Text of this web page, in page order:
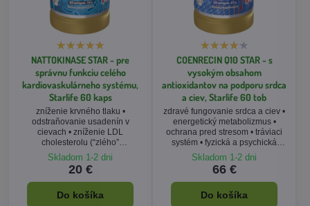
NATTOKINASE STAR - pre
správnu funkciu celého
kardiovaskulárneho systému,
Starlife 60 kaps
zníženie krvného tlaku •
odstraňovanie usadenín v
cievach • zníženie LDL
cholesterolu (“zlého”
cholesterolu) • tradícia východnej
medicíny • priaznivý vplyv na
krvný obeh
Skladom 1-2 dni
20 €
Do košíka
COENRECIN Q10 STAR - s
vysokým obsahom
antioxidantov na podporu srdca
a ciev, Starlife 60 tob
zdravé fungovanie srdca a ciev •
energetický metabolizmus •
ochrana pred stresom • tráviaci
systém • fyzická a psychická
kondícia
Skladom 1-2 dni
66 €
Do košíka